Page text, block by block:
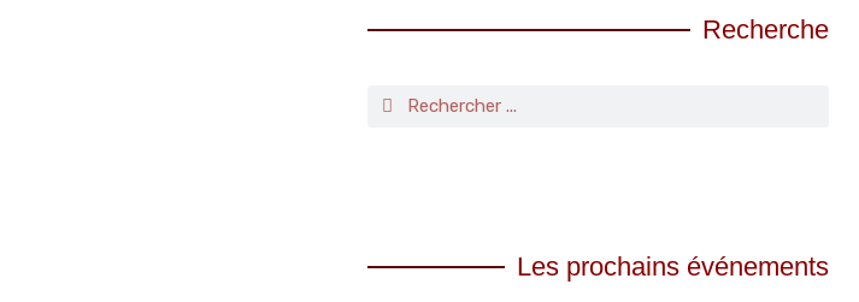
Recherche
Les prochains événements